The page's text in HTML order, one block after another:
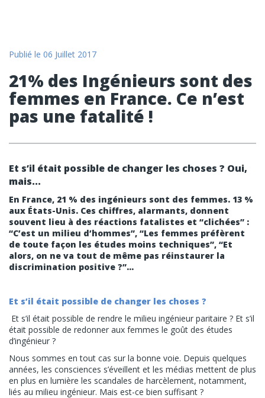
Publié le 06 Juillet 2017
21% des Ingénieurs sont des
femmes en France. Ce n’est
pas une fatalité !
Et s’il était possible de changer les choses ? Oui,
mais...
En France, 21 % des ingénieurs sont des femmes. 13 %
aux États-Unis. Ces chiffres, alarmants, donnent
souvent lieu à des réactions fatalistes et “clichées” :
“C’est un milieu d’hommes”, “Les femmes préfèrent
de toute façon les études moins techniques”, “Et
alors, on ne va tout de même pas réinstaurer la
discrimination positive ?”…
Et s’il était possible de changer les choses ?
Et s’il était possible de rendre le milieu ingénieur paritaire ? Et s’il
était possible de redonner aux femmes le goût des études
d’ingénieur ?
Nous sommes en tout cas sur la bonne voie. Depuis quelques
années, les consciences s’éveillent et les médias mettent de plus
en plus en lumière les scandales de harcèlement, notamment,
liés au milieu ingénieur. Mais est-ce bien suffisant ?